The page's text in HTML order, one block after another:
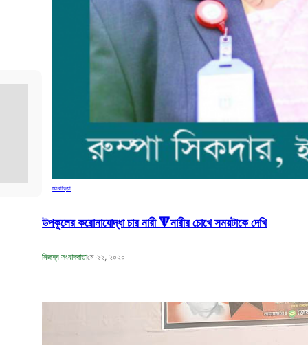
মঠবাড়িয়া
উপকূলের করোনাযোদ্ধা চার নারী 🔻নারীর চোখে সময়টাকে দেখি
নিজস্ব সংবাদদাতামে ২২, ২০২০
বঙ্গবন্ধুর শাহাদাৎ বার্ষিকী উপলক্ষে পিরোজপুরে
জেলা মহিলা আওয়ামীলীগের দোয়া মাহফিল